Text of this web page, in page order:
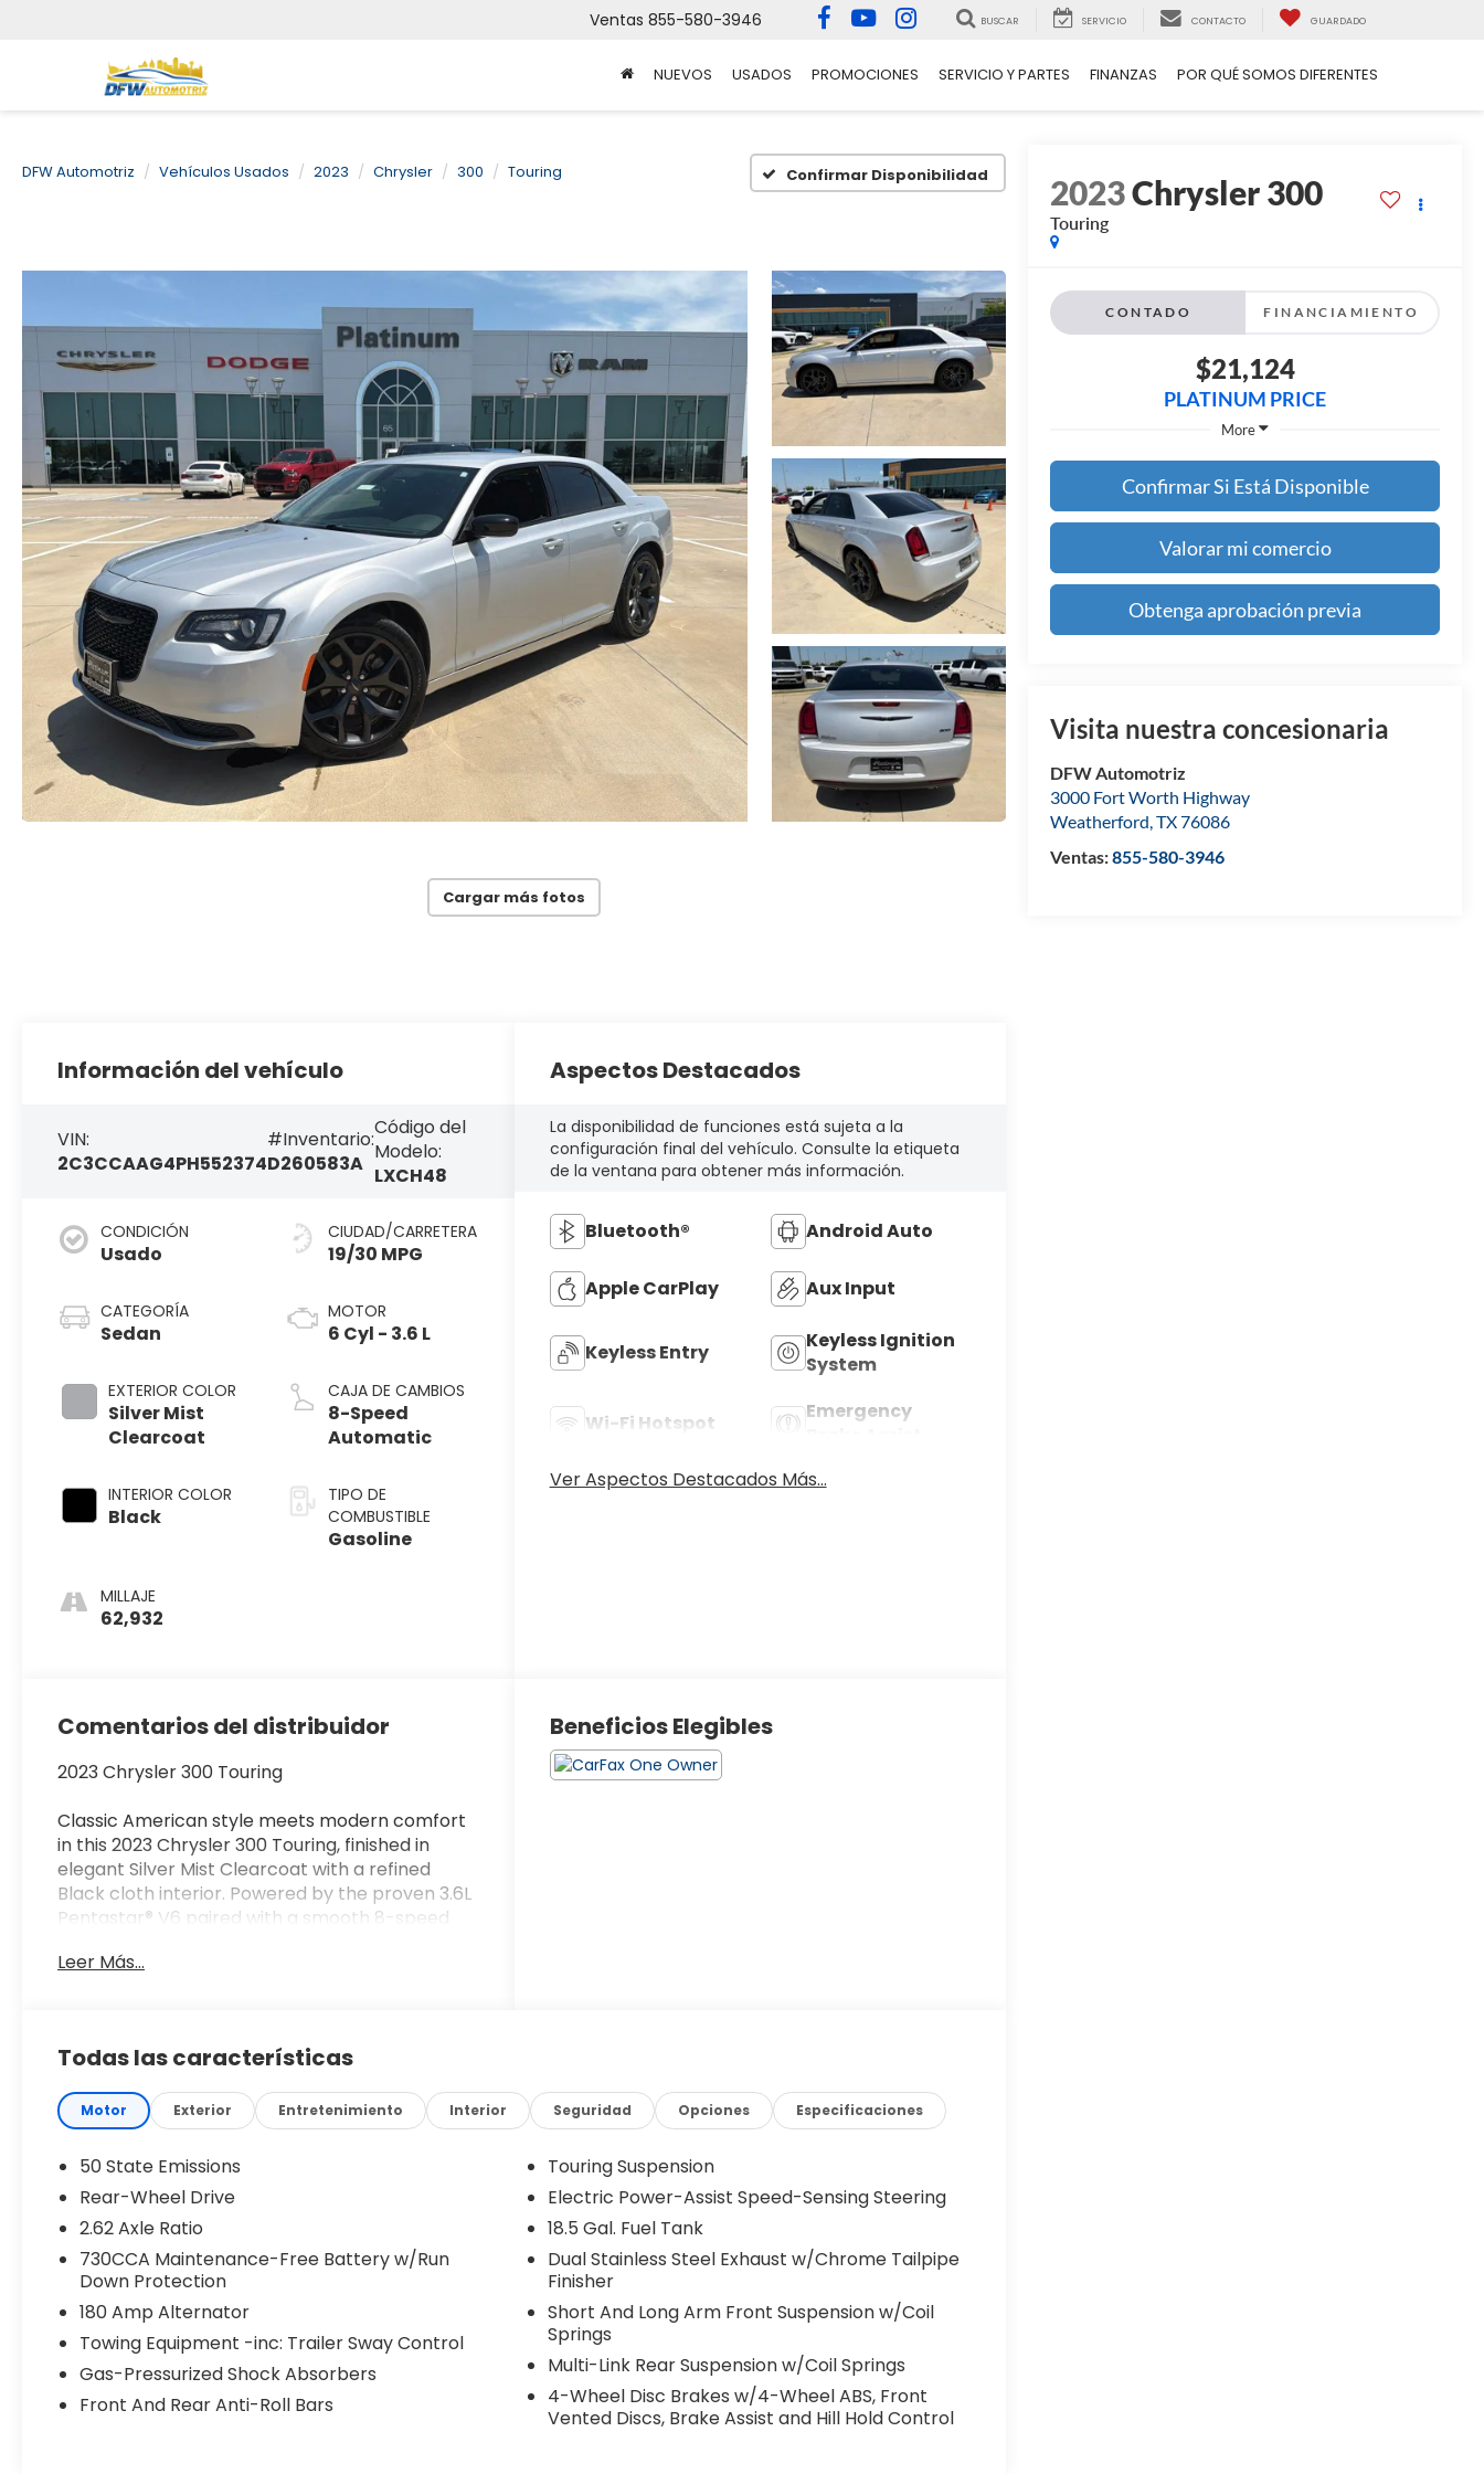
Ventas 855-580-3946 BUSCAR SERVICIO CONTACTO GUARDADO
NUEVOS USADOS PROMOCIONES SERVICIO Y PARTES FINANZAS POR QUÉ SOMOS DIFERENTES
DFW Automotriz Vehículos Usados 2023 Chrysler 300 Touring Confirmar Disponibilidad
Cargar más fotos
2023Chrysler 300
Touring
CONTADO FINANCIAMIENTO
$21,124
PLATINUM PRICE
More
Confirmar Si Está Disponible
Valorar mi comercio
Obtenga aprobación previa
Visita nuestra concesionaria
DFW Automotriz
3000 Fort Worth Highway
Weatherford,TX76086
Ventas:855-580-3946
Información del vehículo
VIN:
2C3CCAAG4PH552374
#Inventario:
D260583A
Código del
Modelo:
LXCH48
CONDICIÓN
Usado
CATEGORÍA
Sedan
EXTERIOR COLOR
Silver Mist
Clearcoat
INTERIOR COLOR
Black
MILLAJE
62,932
CIUDAD/CARRETERA
19/30 MPG
MOTOR
6 Cyl - 3.6 L
CAJA DE CAMBIOS
8-Speed
Automatic
TIPO DE
COMBUSTIBLE
Gasoline
Aspectos Destacados
La disponibilidad de funciones está sujeta a la
configuración final del vehículo. Consulte la etiqueta
de la ventana para obtener más información.
Bluetooth® Android Auto
Apple CarPlay Aux Input
Keyless Entry
Keyless Ignition
System
Wi-Fi Hotspot
Emergency
Ver Aspectos Destacados Más...
Comentarios del distribuidor
2023 Chrysler 300 Touring
Classic American style meets modern comfort
in this 2023 Chrysler 300 Touring, finished in
elegant Silver Mist Clearcoat with a refined
Black cloth interior. Powered by the proven 3.6L
Pentastar® V6 paired with a smooth 8-speed
sedan delivers a comfortable ride, confident
this Chrysler 300 adds a more aggressive look
while maintaining the premium comfort and
spacious cabin that has made the 300 a favorite
among full-size sedan buyers.
Key Features Include:
3.6L Pentastar® V6 Engine
8-Speed Automatic Transmission
Rear-Wheel Drive
Sport Appearance Package
Sport Aluminum Wheels
Performance Tires
Black Grille with Chrome Surround
LED Daytime Running Lights
Leer Más...
Beneficios Elegibles
Todas las características
Motor Exterior Entretenimiento Interior Seguridad Opciones Especificaciones
50 State Emissions
Rear-Wheel Drive
2.62 Axle Ratio
730CCA Maintenance-Free Battery w/Run
Down Protection
180 Amp Alternator
Towing Equipment -inc: Trailer Sway Control
Gas-Pressurized Shock Absorbers
Front And Rear Anti-Roll Bars
Touring Suspension
Electric Power-Assist Speed-Sensing Steering
18.5 Gal. Fuel Tank
Dual Stainless Steel Exhaust w/Chrome Tailpipe
Finisher
Short And Long Arm Front Suspension w/Coil
Springs
Multi-Link Rear Suspension w/Coil Springs
4-Wheel Disc Brakes w/4-Wheel ABS, Front
Vented Discs, Brake Assist and Hill Hold Control